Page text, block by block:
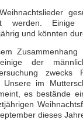
werden. Einige
und könnten
der
zwecks
Unsere im
es bestände
dieses